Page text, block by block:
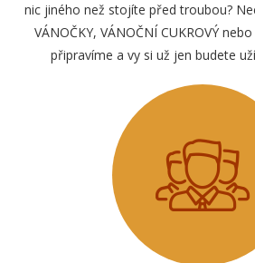
nic jiného než stojíte před troubou?
VÁNOČKY, VÁNOČNÍ CUKROVÝ
připravíme a vy si už jen budete